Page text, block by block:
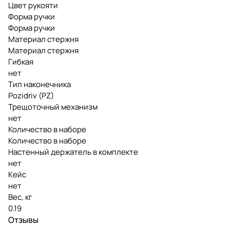
Цвет рукояти
Форма ручки
Форма ручки
Материал стержня
Материал стержня
Гибкая
нет
Тип наконечника
Pozidriv (PZ)
Трещоточный механизм
нет
Количество в наборе
Количество в наборе
Настенный держатель в комплекте
нет
Кейс
нет
Вес, кг
0.19
Отзывы